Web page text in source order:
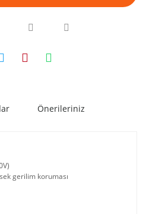
Önerileriniz
gerilim koruması